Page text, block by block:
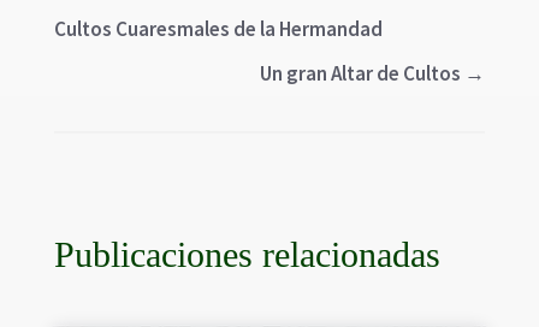
Cultos Cuaresmales de la Hermandad
Un gran Altar de Cultos →
Publicaciones relacionadas